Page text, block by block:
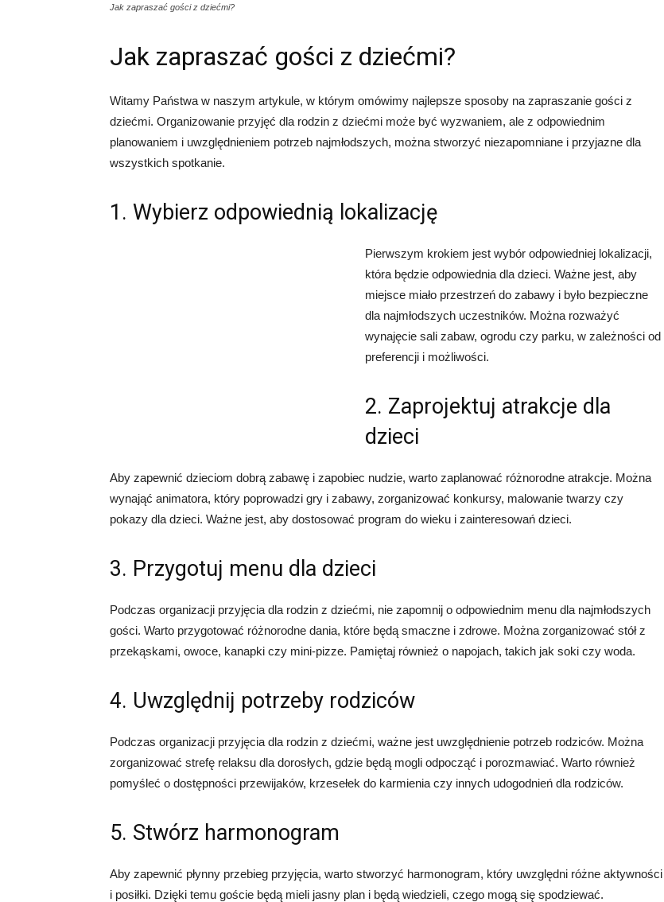
Jak zapraszać gości z dziećmi?
Jak zapraszać gości z dziećmi?
Witamy Państwa w naszym artykule, w którym omówimy najlepsze sposoby na zapraszanie gości z
dziećmi. Organizowanie przyjęć dla rodzin z dziećmi może być wyzwaniem, ale z odpowiednim
planowaniem i uwzględnieniem potrzeb najmłodszych, można stworzyć niezapomniane i przyjazne dla
wszystkich spotkanie.
1. Wybierz odpowiednią lokalizację
Pierwszym krokiem jest wybór odpowiedniej lokalizacji,
która będzie odpowiednia dla dzieci. Ważne jest, aby
miejsce miało przestrzeń do zabawy i było bezpieczne
dla najmłodszych uczestników. Można rozważyć
wynajęcie sali zabaw, ogrodu czy parku, w zależności od
preferencji i możliwości.
2. Zaprojektuj atrakcje dla
dzieci
Aby zapewnić dzieciom dobrą zabawę i zapobiec nudzie, warto zaplanować różnorodne atrakcje. Można
wynająć animatora, który poprowadzi gry i zabawy, zorganizować konkursy, malowanie twarzy czy
pokazy dla dzieci. Ważne jest, aby dostosować program do wieku i zainteresowań dzieci.
3. Przygotuj menu dla dzieci
Podczas organizacji przyjęcia dla rodzin z dziećmi, nie zapomnij o odpowiednim menu dla najmłodszych
gości. Warto przygotować różnorodne dania, które będą smaczne i zdrowe. Można zorganizować stół z
przekąskami, owoce, kanapki czy mini-pizze. Pamiętaj również o napojach, takich jak soki czy woda.
4. Uwzględnij potrzeby rodziców
Podczas organizacji przyjęcia dla rodzin z dziećmi, ważne jest uwzględnienie potrzeb rodziców. Można
zorganizować strefę relaksu dla dorosłych, gdzie będą mogli odpocząć i porozmawiać. Warto również
pomyśleć o dostępności przewijaków, krzesełek do karmienia czy innych udogodnień dla rodziców.
5. Stwórz harmonogram
Aby zapewnić płynny przebieg przyjęcia, warto stworzyć harmonogram, który uwzględni różne aktywności
i posiłki. Dzięki temu goście będą mieli jasny plan i będą wiedzieli, czego mogą się spodziewać.